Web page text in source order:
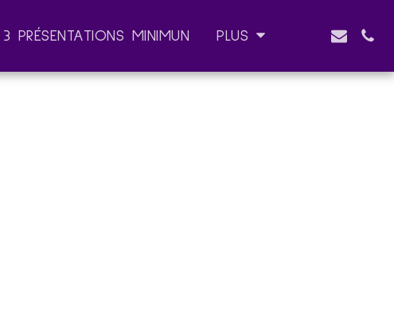
3 PRÉSENTATIONS MINIMUN PLUS